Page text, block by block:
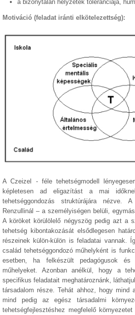
a bizonytalan helyzetek toleranciája,
Motiváció (feladat iránti elkötelezettség):
A Czeizel - féle tehetségmodell
képletesen ad eligazítást a mai
tehetséggondozás struktúrájára
Renzullinál – a személyiségen belüli,
A köröket körülölelő négyszög pedig azt a
tehetség kibontakozását elsődlegesen
részeinek külön-külön is feladatai vannak.
család tehetséggondozó műhelyként is
esetben, ha felkészült pedagógusok
műhelyeket. Azonban anélkül, hogy a
specifikus feladatait meghatároznánk,
társadalom része. Tehát ahhoz, hogy mind
mind pedig az egész társadalmi
tehetségfejlesztéshez megfelelő